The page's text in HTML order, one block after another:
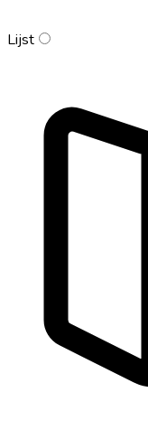
Lijst